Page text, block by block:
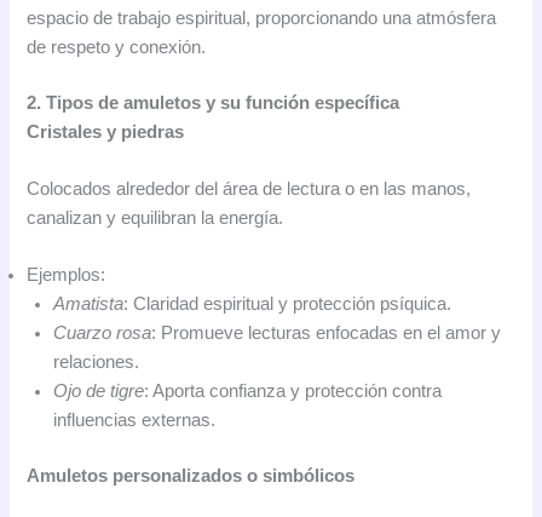
espacio de trabajo espiritual, proporcionando una atmósfera
de respeto y conexión.
2. Tipos de amuletos y su función específica
Cristales y piedras
Colocados alrededor del área de lectura o en las manos,
canalizan y equilibran la energía.
Ejemplos:
Amatista: Claridad espiritual y protección psíquica.
Cuarzo rosa: Promueve lecturas enfocadas en el amor y
relaciones.
Ojo de tigre: Aporta confianza y protección contra
influencias externas.
Amuletos personalizados o simbólicos